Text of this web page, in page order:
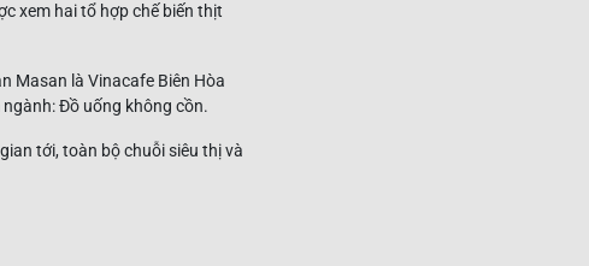
xem hai tổ hợp chế biến thịt
Masan là Vinacafe Biên Hòa
Đồ uống không cồn.
tới, toàn bộ chuỗi siêu thị và